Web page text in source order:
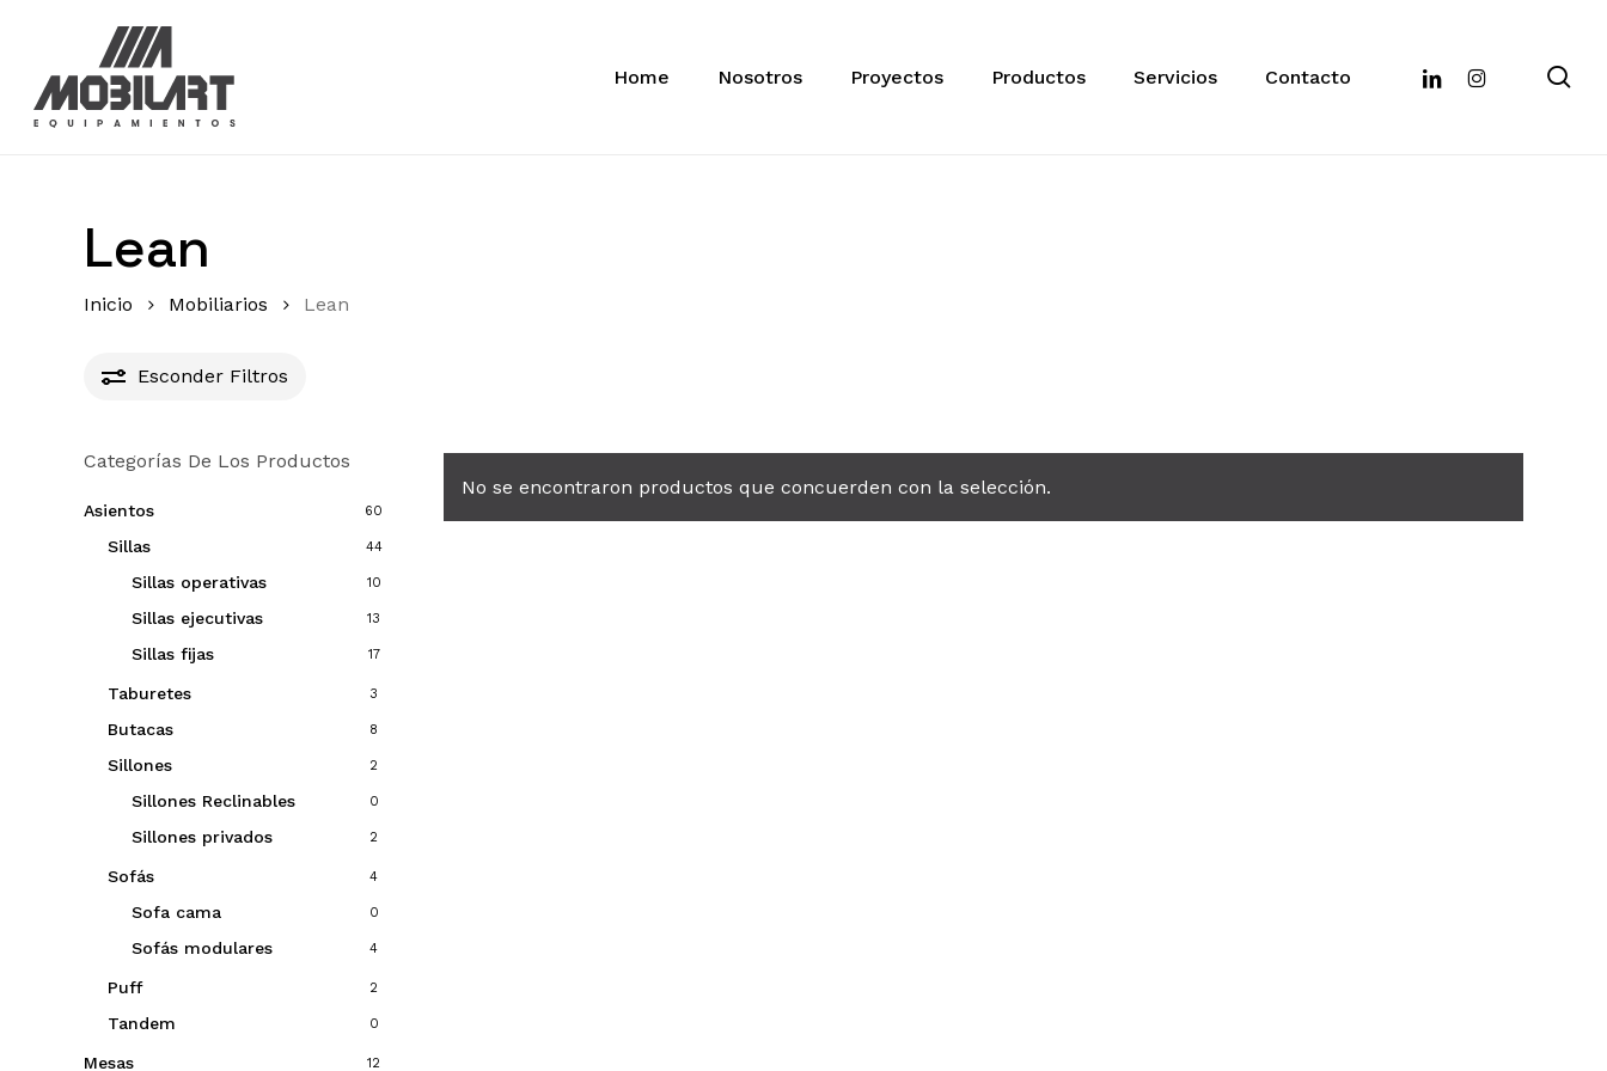
content
Home Nosotros Proyectos Productos Servicios Contacto linkedininstagram
Lean
Inicio Mobiliarios Lean
Esconder Filtros
Categorías De Los Productos
Asientos 60
Sillas 44
Sillas operativas 10
Sillas ejecutivas 13
Sillas fijas 17
Taburetes 3
Butacas 8
Sillones 2
Sillones Reclinables 0
Sillones privados 2
Sofás 4
Sofa cama 0
Sofás modulares 4
Puff 2
Tandem 0
Mesas 12
No se encontraron productos que concuerden con la selección.